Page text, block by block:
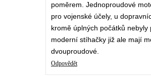
poměrem. Jednoproudové
pro vojenské účely, u
kromě úplných počátků nebyly
moderní stíhačky již ale mají
dvouproudové.
Odpovědět